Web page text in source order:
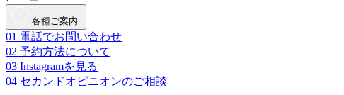
各種ご案内
01 電話でお問い合わせ
02 予約方法について
03 Instagramを見る
04 セカンドオピニオンのご相談